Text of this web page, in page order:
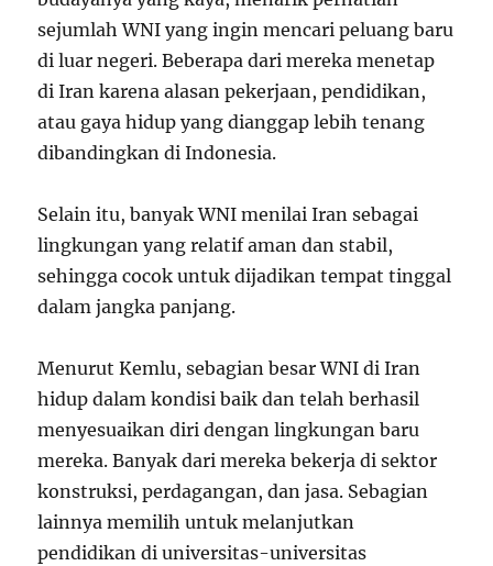
sejumlah WNI yang ingin mencari peluang baru
di luar negeri. Beberapa dari mereka menetap
di Iran karena alasan pekerjaan, pendidikan,
atau gaya hidup yang dianggap lebih tenang
dibandingkan di Indonesia.
Selain itu, banyak WNI menilai Iran sebagai
lingkungan yang relatif aman dan stabil,
sehingga cocok untuk dijadikan tempat tinggal
dalam jangka panjang.
Menurut Kemlu, sebagian besar WNI di Iran
hidup dalam kondisi baik dan telah berhasil
menyesuaikan diri dengan lingkungan baru
mereka. Banyak dari mereka bekerja di sektor
konstruksi, perdagangan, dan jasa. Sebagian
lainnya memilih untuk melanjutkan
pendidikan di universitas-universitas